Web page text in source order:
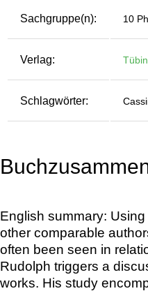
Sachgruppe(n): 10
Verlag:
Schlagwörter:
English summary:
other comparable
often been seen in
Rudolph triggers a
works. His study